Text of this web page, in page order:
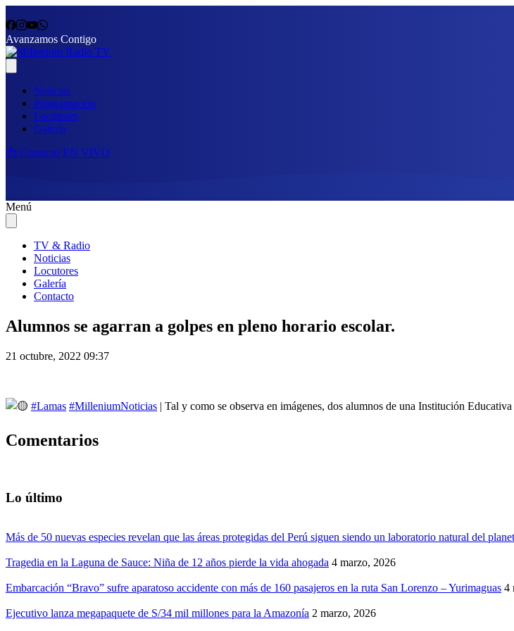
Avanzamos Contigo
Noticias
Programación
Locutores
Galería
📩 Contacto EN VIVO
Menú
TV & Radio
Noticias
Locutores
Galería
Contacto
Alumnos se agarran a golpes en pleno horario escolar.
21 octubre, 2022 09:37
#Lamas #MilleniumNoticias | Tal y como se observa en imágenes, dos alumnos de una Institución
Comentarios
Lo último
Más de 50 nuevas especies revelan que las áreas protegidas del Perú siguen siendo un laboratorio natural del
Tragedia en la Laguna de Sauce: Niña de 12 años pierde la vida ahogada 4 marzo, 2026
Embarcación “Bravo” sufre aparatoso accidente con más de 160 pasajeros en la ruta San Lorenzo – Yurimaguas 4
Ejecutivo lanza megapaquete de S/34 mil millones para la Amazonía 2 marzo, 2026